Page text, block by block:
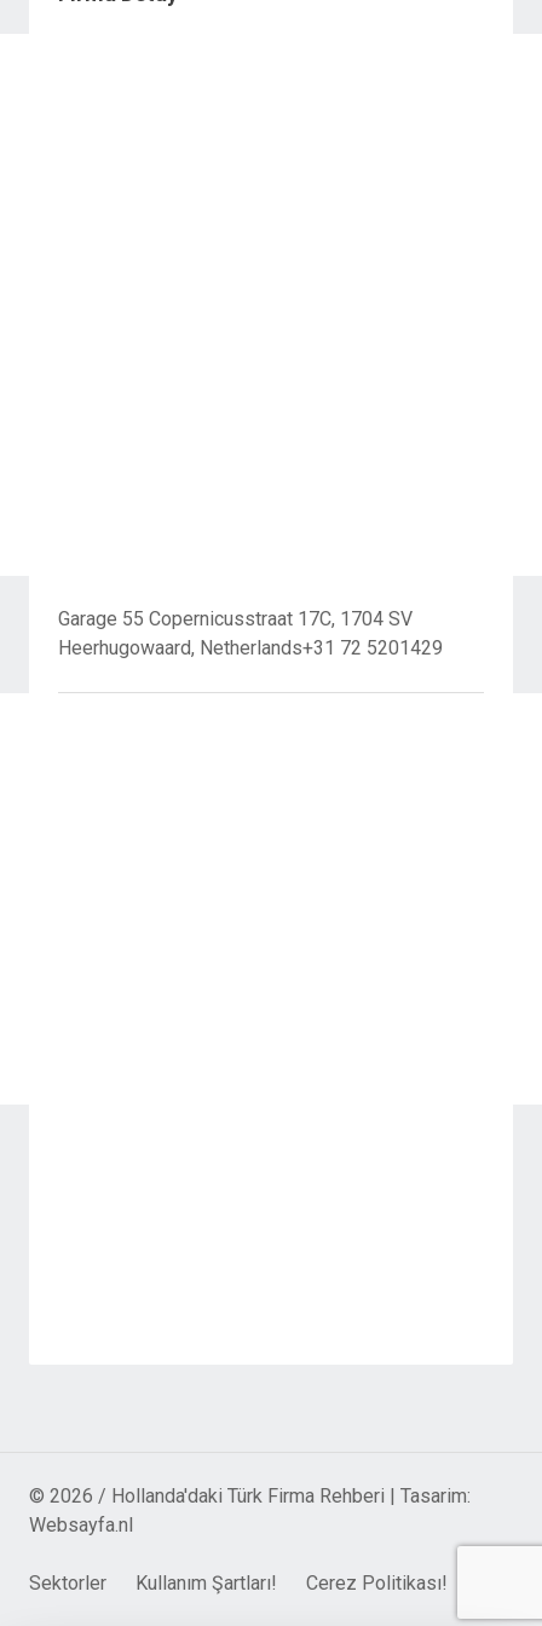
Garage 55 Copernicusstraat 17C, 1704 SV
Heerhugowaard, Netherlands+31 72 5201429
© 2026 / Hollanda'daki Türk Firma Rehberi | Tasarim:
Websayfa.nl
Sektorler Kullanım Şartları! Cerez Politikası!